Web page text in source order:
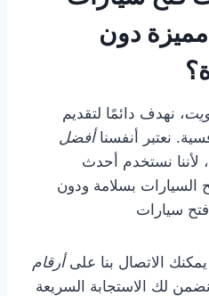
دون
، نهدف دائمًا لتقديم
نعتبر أنفسناأفضل
، لأننا نستخدم أحدث
السيارات بسلامة ودون
سيارات
يمكنك الاتصال بنا علىأرقام
لك الاستجابة السريعة